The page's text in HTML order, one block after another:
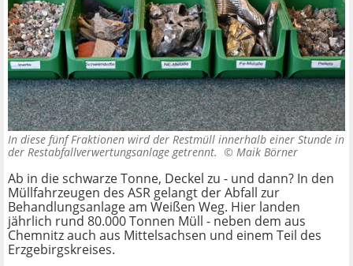
In diese fünf Fraktionen wird der Restmüll innerhalb einer Stunde in
der Restabfallverwertungsanlage getrennt. © Maik Börner
Ab in die schwarze Tonne, Deckel zu - und dann? In den
Müllfahrzeugen des ASR gelangt der Abfall zur
Behandlungsanlage am Weißen Weg. Hier landen
jährlich rund 80.000 Tonnen Müll - neben dem aus
Chemnitz auch aus Mittelsachsen und einem Teil des
Erzgebirgskreises.